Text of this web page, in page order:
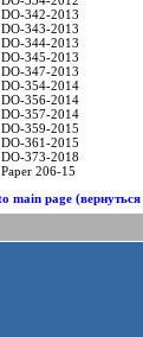
DO-342-2013
DO-343-2013
DO-344-2013
DO-345-2013
DO-347-2013
DO-354-2014
DO-356-2014
DO-357-2014
DO-359-2015
DO-361-2015
DO-373-2018
206-15
main page